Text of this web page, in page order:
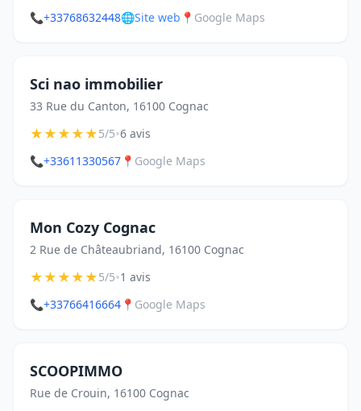
📞+33768632448🌐Site web 📍 Google Maps
Sci nao immobilier
33 Rue du Canton, 16100 Cognac
★★★★★5/5•6 avis
📞+33611330567 📍 Google Maps
Mon Cozy Cognac
2 Rue de Châteaubriand, 16100 Cognac
★★★★★5/5•1 avis
📞+33766416664 📍 Google Maps
SCOOPIMMO
Rue de Crouin, 16100 Cognac